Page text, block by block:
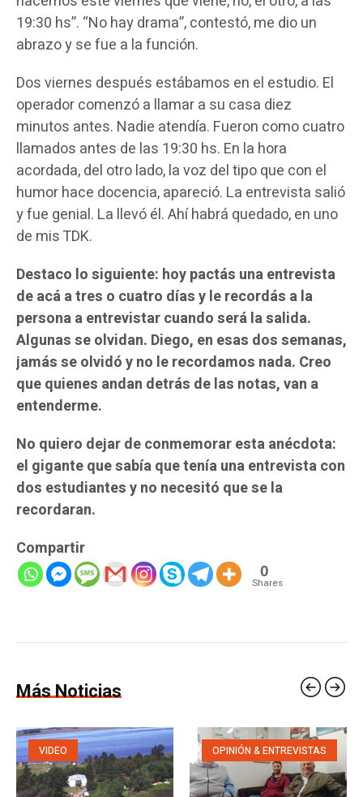
19:30 hs”. “No hay drama”, contestó, me dio un
abrazo y se fue a la función.
Dos viernes después estábamos en el estudio. El
operador comenzó a llamar a su casa diez
minutos antes. Nadie atendía. Fueron como cuatro
llamados antes de las 19:30 hs. En la hora
acordada, del otro lado, la voz del tipo que con el
humor hace docencia, apareció. La entrevista salió
y fue genial. La llevó él. Ahí habrá quedado, en uno
de mis TDK.
Destaco lo siguiente: hoy pactás una entrevista
de acá a tres o cuatro días y le recordás a la
persona a entrevistar cuando será la salida.
Algunas se olvidan. Diego, en esas dos semanas,
jamás se olvidó y no le recordamos nada. Creo
que quienes andan detrás de las notas, van a
entenderme.
No quiero dejar de conmemorar esta anécdota:
el gigante que sabía que tenía una entrevista con
dos estudiantes y no necesitó que se la
recordaran.
Compartir
0
Shares
Más Noticias
VIDEO OPINIÓN & ENTREVISTAS